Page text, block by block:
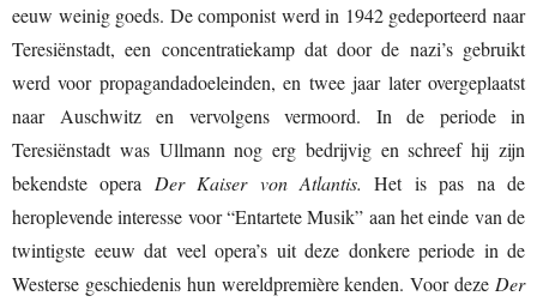
eeuw weinig goeds. De componist werd in 1942 gedeporteerd naar
Teresiënstadt, een concentratiekamp dat door de nazi’s gebruikt
werd voor propagandadoeleinden, en twee jaar later overgeplaatst
naar Auschwitz en vervolgens vermoord. In de periode in
Teresiënstadt was Ullmann nog erg bedrijvig en schreef hij zijn
bekendste opera Der Kaiser von Atlantis. Het is pas na de
heroplevende interesse voor “Entartete Musik” aan het einde van de
twintigste eeuw dat veel opera’s uit deze donkere periode in de
Westerse geschiedenis hun wereldpremière kenden. Voor deze Der